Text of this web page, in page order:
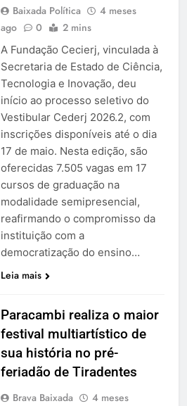
Baixada Política
4 meses
ago
0 2 mins
A Fundação Cecierj, vinculada à
Secretaria de Estado de Ciência,
Tecnologia e Inovação, deu
início ao processo seletivo do
Vestibular Cederj 2026.2, com
inscrições disponíveis até o dia
17 de maio. Nesta edição, são
oferecidas 7.505 vagas em 17
cursos de graduação na
modalidade semipresencial,
reafirmando o compromisso da
instituição com a
democratização do ensino…
Leia mais
Paracambi realiza o maior
festival multiartístico de
sua história no pré-
feriadão de Tiradentes
Brava Baixada
4 meses